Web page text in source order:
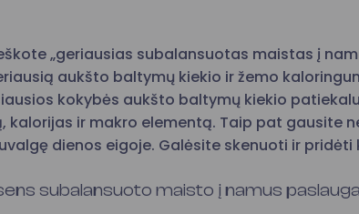
„geriausias subalansuotas maistas į
aukšto baltymų kiekio ir žemo
kokybės aukšto baltymų kiekio
kalorijas ir makro elementą. Taip pat gausite
dienos eigoje. Galėsite skenuoti ir
subalansuoto maisto į namus